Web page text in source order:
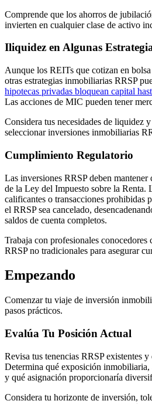
Comprende que los ahorros de
invierten en cualquier clase de activo
Iliquidez en Algunas
Aunque los REITs que cotizan en
otras estrategias inmobiliarias RRSP
hipotecas privadas bloquean capital
Las acciones de MIC pueden tener
Considera tus necesidades de liquidez
seleccionar inversiones inmobiliarias
Cumplimiento Regulatorio
Las inversiones RRSP deben
de la Ley del Impuesto sobre la Renta.
calificantes o transacciones prohibidas
el RRSP sea cancelado,
saldos de cuenta completos.
Trabaja con profesionales conocedores
RRSP no tradicionales para asegurar
Empezando
Comenzar tu viaje de inversión
pasos prácticos.
Evalúa Tu Posición Actual
Revisa tus tenencias RRSP existentes
Determina qué exposición inmobiliaria,
y qué asignación proporcionaría
Considera tu horizonte de inversión,